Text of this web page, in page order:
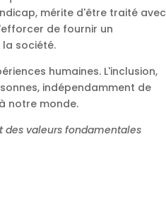
mérite d'être traité avec
de fournir un
société.
humaines. L'inclusion,
indépendamment de
notre monde.
des valeurs fondamentales